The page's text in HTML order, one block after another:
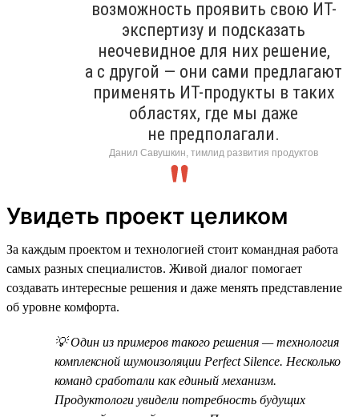
возможность проявить свою ИТ-
экспертизу и подсказать
неочевидное для них решение,
а с другой — они сами предлагают
применять ИТ-продукты в таких
областях, где мы даже
не предполагали.
Данил Савушкин, тимлид развития продуктов
Увидеть проект целиком
За каждым проектом и технологией стоит командная работа
самых разных специалистов. Живой диалог помогает
создавать интересные решения и даже менять представление
об уровне комфорта.
💡 Один из примеров такого решения — технология
комплексной шумоизоляции Perfect Silence. Несколько
команд сработали как единый механизм.
Продуктологи увидели потребность будущих